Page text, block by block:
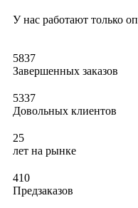
У нас работают только
5837
Завершенных заказов​
5337
Довольных клиентов
25
лет на рынке
410
Предзаказов